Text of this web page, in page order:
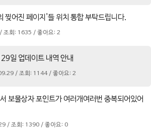
찢어진 페이지'들 위치 통합 부탁드립니다.
회: 1635 / 좋아요: 2
일 업데이트 내역 안내
/ 조회: 1144 / 좋아요: 2
보물상자 포인트가 여러개여러번 중복되어있어
/ 조회: 1390 / 좋아요: 0